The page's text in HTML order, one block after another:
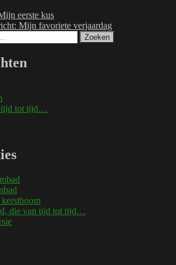
eerste kus
Mijn favoriete verjaardag
Zoeken
tijd tot tijd…
die van tijd tot tijd…